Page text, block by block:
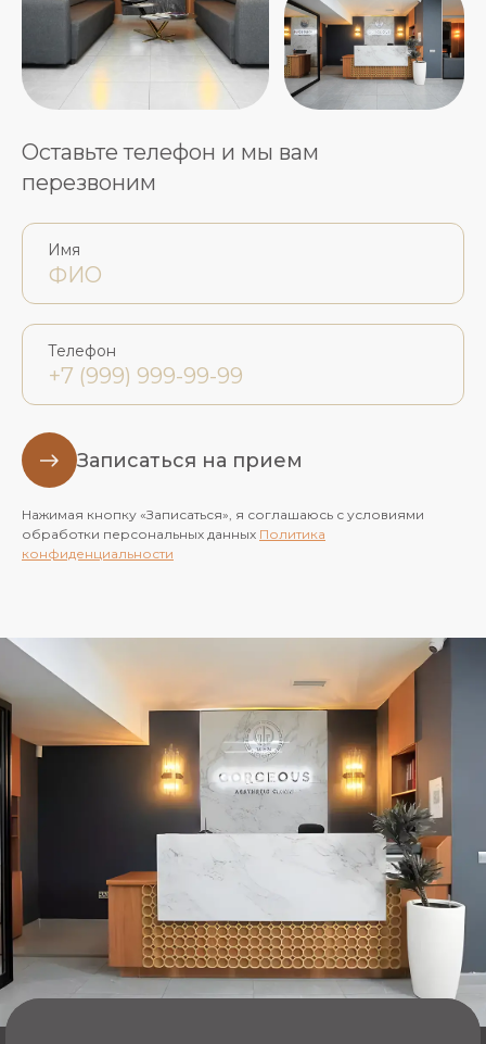
Оставьте телефон и мы вам
перезвоним
Имя
Телефон
Записаться на прием
Нажимая кнопку «Записаться», я соглашаюсь с условиями
обработки персональных данных Политика
конфиденциальности